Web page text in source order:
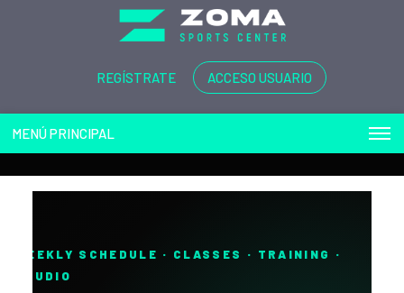
REGÍSTRATE ACCESO USUARIO
MENÚ PRINCIPAL
WEEKLY SCHEDULE · CLASSES · TRAINING ·
STUDIO